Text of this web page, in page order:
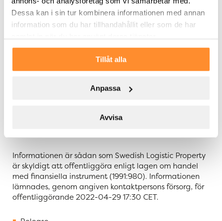
Dessa kan i sin tur kombinera informationen med annan
information som du har tillhandahållit eller som de har
Tillåt alla
Anpassa
Avvisa
SLP– Swedish Logistic Property – är ett svenskt
fastighetsbolag med fokus på logistikfastigheter.
på kort tid genomfört flera uppmärksammade förvärv.
SLP har en hög ambition rörande hållbarhet och
arbetar ansvarsfullt utifrån miljömässiga aspekter.
yta om cirka 660 000 kvm. SLP:s B-aktie är noterad
Informationen är sådan som Swedish Logistic Property
är skyldigt att offentliggöra enligt lagen om handel
med finansiella instrument (1991:980). Informationen
lämnades, genom angiven kontaktpersons försorg, för
offentliggörande 2022-04-29 17:30 CET.